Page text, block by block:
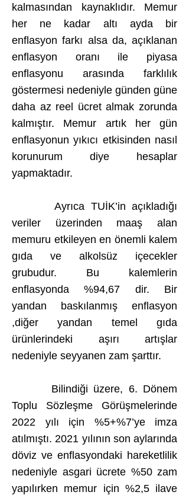
kalmasından kaynaklıdır. Memur
her ne kadar altı ayda bir
enflasyon farkı alsa da, açıklanan
enflasyon oranı ile piyasa
enflasyonu arasında farklılık
göstermesi nedeniyle günden güne
daha az reel ücret almak zorunda
kalmıştır. Memur artık her gün
enflasyonun yıkıcı etkisinden nasıl
korunurum diye hesaplar
yapmaktadır.
Ayrıca TUİK’in açıkladığı
veriler üzerinden maaş alan
memuru etkileyen en önemli kalem
gıda ve alkolsüz içecekler
grubudur. Bu kalemlerin
enflasyonda %94,67 dir. Bir
yandan baskılanmış enflasyon
,diğer yandan temel gıda
ürünlerindeki aşırı artışlar
nedeniyle seyyanen zam şarttır.
Bilindiği üzere, 6. Dönem
Toplu Sözleşme Görüşmelerinde
2022 yılı için %5+%7’ye imza
atılmıştı. 2021 yılının son aylarında
döviz ve enflasyondaki hareketlilik
nedeniyle asgari ücrete %50 zam
yapılırken memur için %2,5 ilave